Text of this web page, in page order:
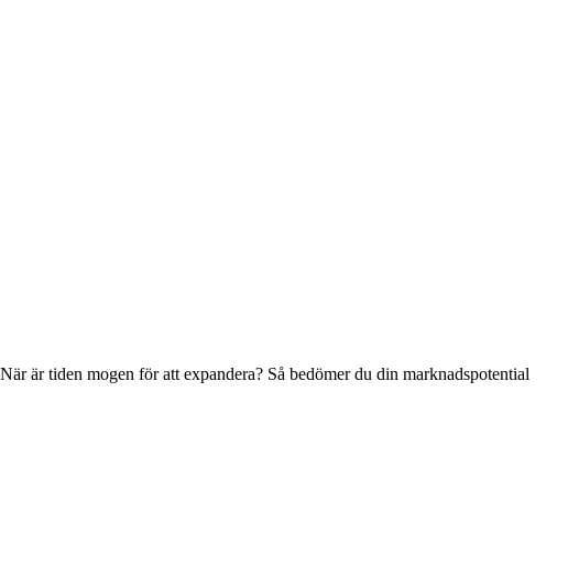
När är tiden mogen för att expandera? Så bedömer du din marknadspotential